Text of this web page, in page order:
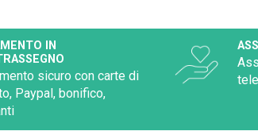
IN
sicuro con carte di
Paypal, bonifico,